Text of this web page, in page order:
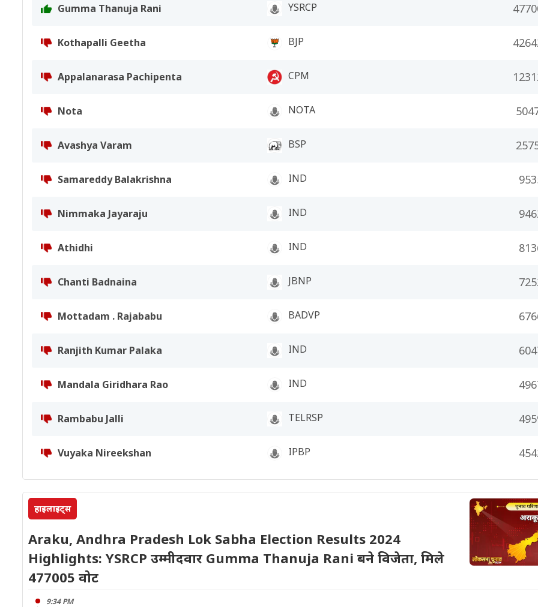
Gumma Thanuja Rani YSRCP
Kothapalli Geetha BJP
Appalanarasa Pachipenta CPM
Nota NOTA
Avashya Varam BSP
Samareddy Balakrishna IND
Nimmaka Jayaraju IND
Athidhi IND
Chanti Badnaina JBNP
Mottadam . Rajababu BADVP
Ranjith Kumar Palaka IND
Mandala Giridhara Rao IND
Rambabu Jalli TELRSP
Vuyaka Nireekshan IPBP
हाइलाइट्स
Araku, Andhra Pradesh Lok Sabha Election Results 2024
Highlights: YSRCP उम्मीदवार Gumma Thanuja Rani बने विजेता, मिले
477005 वोट
9:34 PM